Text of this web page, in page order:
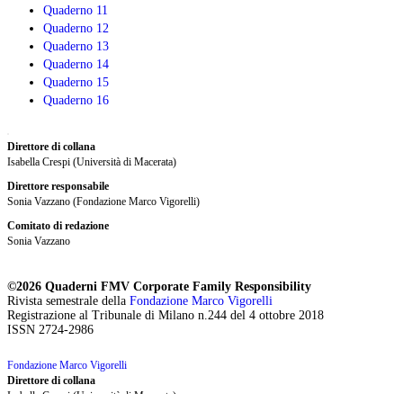
Quaderno 11
Quaderno 12
Quaderno 13
Quaderno 14
Quaderno 15
Quaderno 16
Direttore di collana
Isabella Crespi (Università di Macerata)
Direttore responsabile
Sonia Vazzano (Fondazione Marco Vigorelli)
Comitato di redazione
Sonia Vazzano
©2026 Quaderni FMV Corporate Family Responsibility
Rivista semestrale della Fondazione Marco Vigorelli
Registrazione al Tribunale di Milano n.244 del 4 ottobre 2018
ISSN 2724-2986
Fondazione Marco Vigorelli
Direttore di collana